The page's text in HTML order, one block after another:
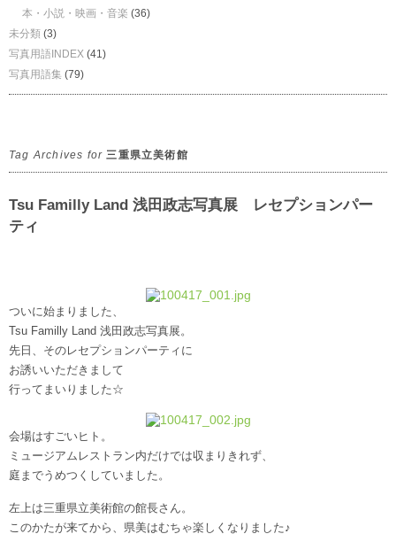
本・小説・映画・音楽 (36)
未分類 (3)
写真用語INDEX (41)
写真用語集 (79)
Tag Archives for三重県立美術館
Tsu Familly Land 浅田政志写真展 レセプションパー
ティ
ついに始まりました、
Tsu Familly Land 浅田政志写真展。
先日、そのレセプションパーティに
お誘いいただきまして
行ってまいりました☆
会場はすごいヒト。
ミュージアムレストラン内だけでは収まりきれず、
庭までうめつくしていました。
左上は三重県立美術館の館長さん。
このかたが来てから、県美はむちゃ楽しくなりました♪